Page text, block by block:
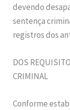
devendo
sentença
registros dos
DOS
CRIMINAL
Conforme